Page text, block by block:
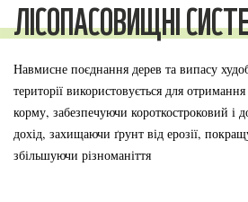
ЛІСОПАСОВИЩНІ
Навмисне поєднання дерев та випасу
території використовується для отримання
корму, забезпечуючи короткостроковий і
дохід, захищаючи ґрунт від ерозії,
збільшуючи різноманіття